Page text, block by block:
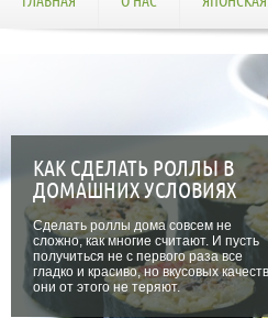
КАК СДЕЛАТЬ РОЛЛЫ В
ДОМАШНИХ УСЛОВИЯХ
Сделать роллы дома совсем не
сложно, как многие считают. И пусть
получиться не с первого раза все
гладко и красиво, но вкусовых качеств
они от этого не теряют.